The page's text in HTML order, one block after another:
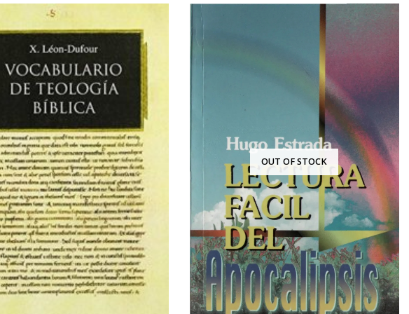
OUT OF STOCK